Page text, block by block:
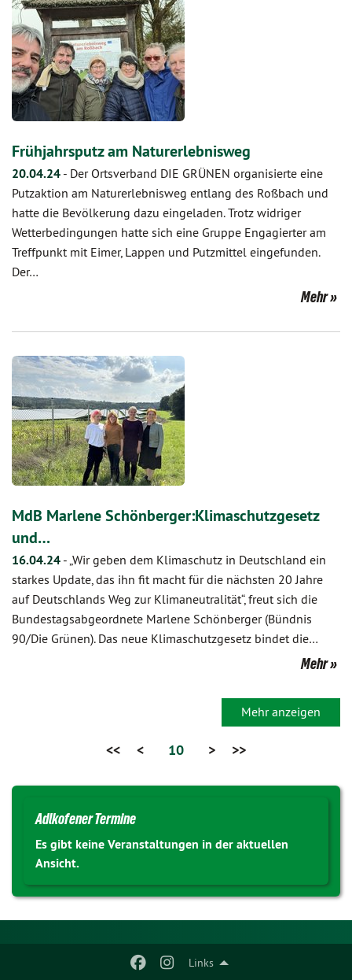
Links
Frühjahrsputz am Naturerlebnisweg
20.04.24 - Der Ortsverband DIE GRÜNEN organisierte eine
Putzaktion am Naturerlebnisweg entlang des Roßbach und
hatte die Bevölkerung dazu eingeladen. Trotz widriger
Wetterbedingungen hatte sich eine Gruppe Engagierter am
Treffpunkt mit Eimer, Lappen und Putzmittel eingefunden.
Der…
Mehr
MdB Marlene Schönberger:Klimaschutzgesetz
und…
16.04.24 -„Wir geben dem Klimaschutz in Deutschland ein
starkes Update, das ihn fit macht für die nächsten 20 Jahre
auf Deutschlands Weg zur Klimaneutralität“, freut sich die
Bundestagsabgeordnete Marlene Schönberger (Bündnis
90/Die Grünen). Das neue Klimaschutzgesetz bindet die…
Mehr
Mehr anzeigen
<< < 10 > >>
Adlkofener Termine
Es gibt keine Veranstaltungen in der aktuellen
Ansicht.